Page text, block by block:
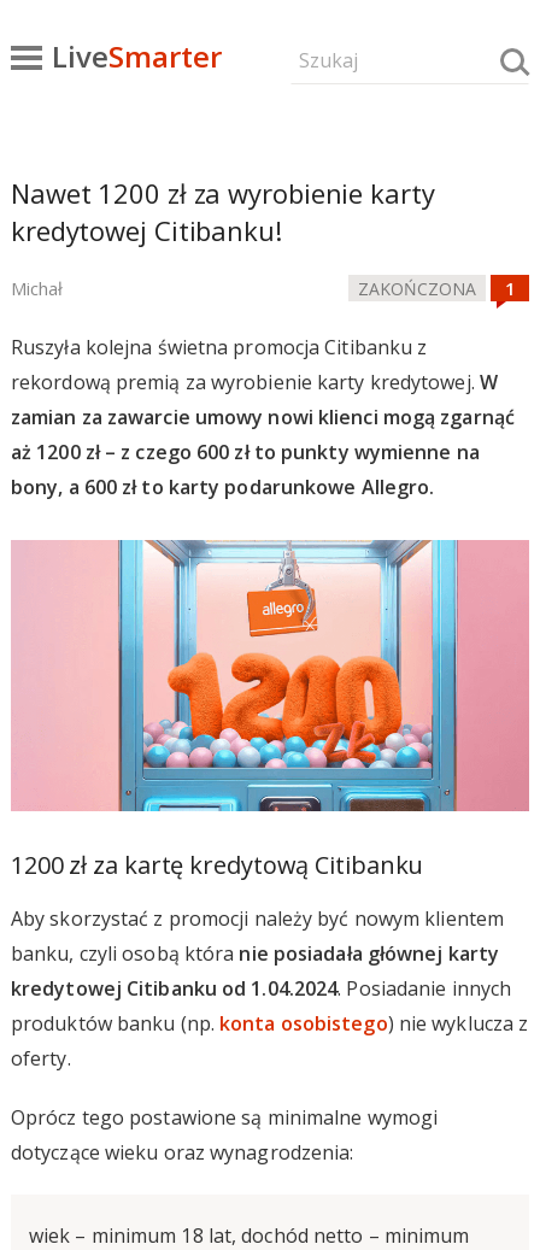
LiveSmarter
Nawet 1200 zł za wyrobienie karty
kredytowej Citibanku!
Michał ZAKOŃCZONA
Ruszyła kolejna świetna promocja Citibanku z
rekordową premią za wyrobienie karty kredytowej. W
zamian za zawarcie umowy nowi klienci mogą zgarnąć
aż 1200 zł – z czego 600 zł to punkty wymienne na
bony, a 600 zł to karty podarunkowe Allegro.
1200 zł za kartę kredytową Citibanku
Aby skorzystać z promocji należy być nowym klientem
banku, czyli osobą która nie posiadała głównej karty
kredytowej Citibanku od 1.04.2024. Posiadanie innych
produktów banku (np. konta osobistego) nie wyklucza z
oferty.
Oprócz tego postawione są minimalne wymogi
dotyczące wieku oraz wynagrodzenia:
wiek – minimum 18 lat, dochód netto – minimum